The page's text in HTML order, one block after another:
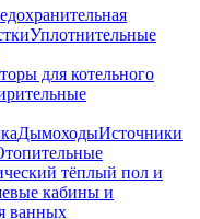
Уплотнительные
для котельного
ДымоходыИсточники
тёплый пол и
кабины и
ванных